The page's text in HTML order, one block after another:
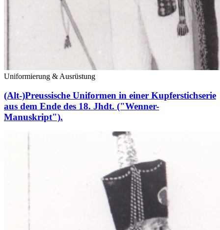
Uniformierung & Ausrüstung
(Alt-)Preussische Uniformen in einer Kupferstichserie
aus dem Ende des 18. Jhdt. ("Wenner-
Manuskript").